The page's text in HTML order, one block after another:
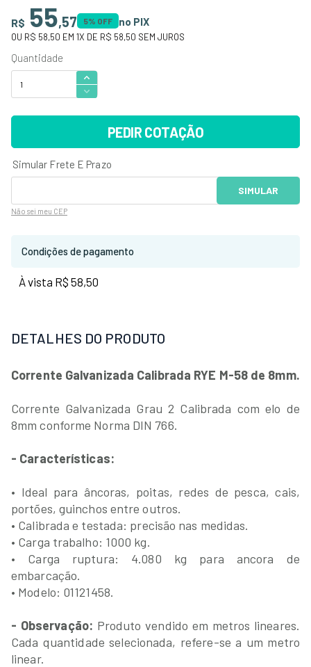
R$ 55,57 5% OFF no PIX
OU R$ 58,50 EM 1X DE R$ 58,50 SEM JUROS
PEDIR COTAÇÃO
Não sei meu CEP
Condições de pagamento
À vista R$ 58,50
DETALHES DO PRODUTO
Corrente Galvanizada Calibrada RYE M-58 de 8mm.
Corrente Galvanizada Grau 2 Calibrada com elo de
8mm conforme Norma DIN 766.
- Características:
• Ideal para âncoras, poitas, redes de pesca, cais,
portões, guinchos entre outros.
• Calibrada e testada: precisão nas medidas.
• Carga trabalho: 1000 kg.
• Carga ruptura: 4.080 kg para ancora de
embarcação.
• Modelo: 01121458.
- Observação: Produto vendido em metros lineares.
Cada quantidade selecionada, refere-se a um metro
linear.